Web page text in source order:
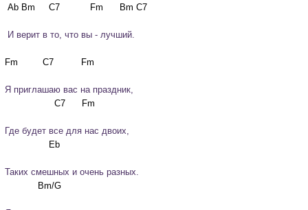
И верит в то, что вы - лучший.
Я приглашаю вас на праздник,
Где будет все для нас двоих,
Таких смешных и очень разных.